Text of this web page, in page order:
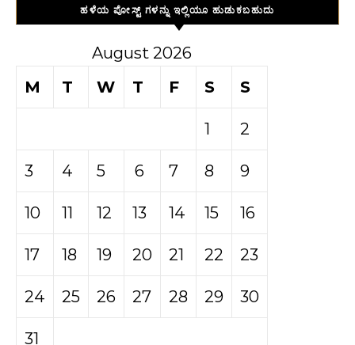
ಹಳೆಯ ಪೋಸ್ಟ್ ಗಳನ್ನು ಇಲ್ಲಿಯೂ ಹುಡುಕಬಹುದು
August 2026
M
T W T F S S
1 2
3 4 5 6 7 8 9
10 11 12 13 14 15 16
17 18 19 20 21 22 23
24 25 26 27 28 29 30
31